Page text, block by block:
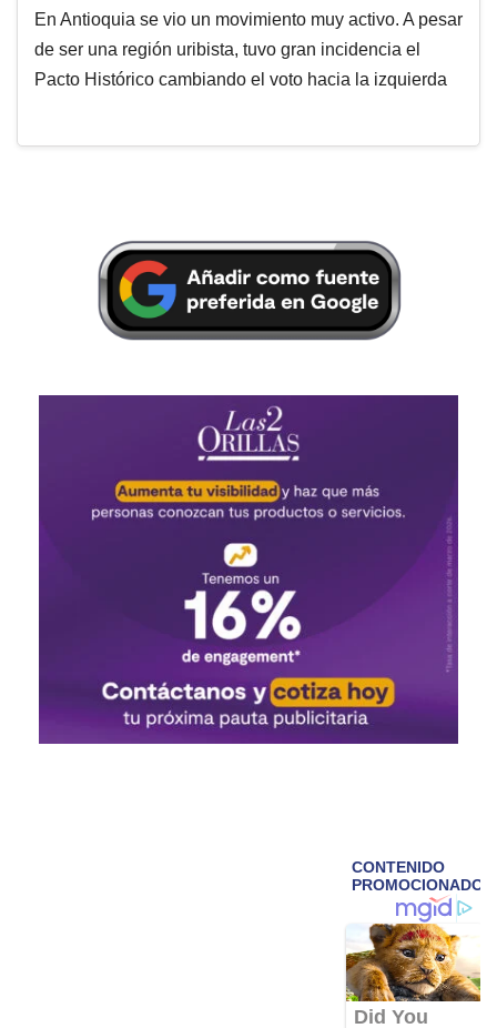
En Antioquia se vio un movimiento muy activo. A pesar
de ser una región uribista, tuvo gran incidencia el
Pacto Histórico cambiando el voto hacia la izquierda